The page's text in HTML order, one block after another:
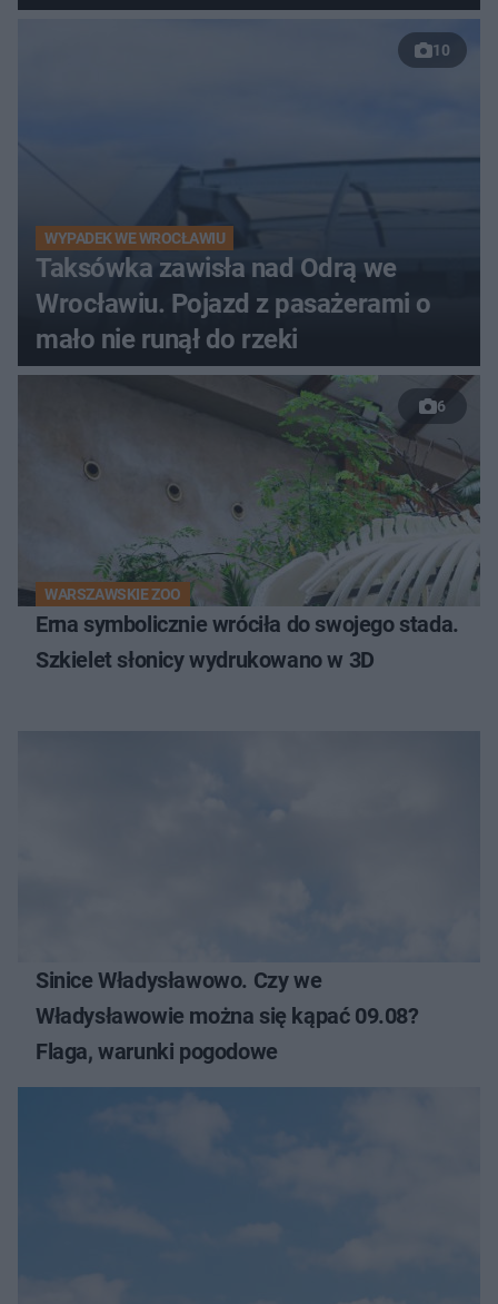
10
WYPADEK WE WROCŁAWIU
Taksówka zawisła nad Odrą we
Wrocławiu. Pojazd z pasażerami o
mało nie runął do rzeki
6
WARSZAWSKIE ZOO
Erna symbolicznie wróciła do swojego stada.
Szkielet słonicy wydrukowano w 3D
Sinice Władysławowo. Czy we
Władysławowie można się kąpać 09.08?
Flaga, warunki pogodowe